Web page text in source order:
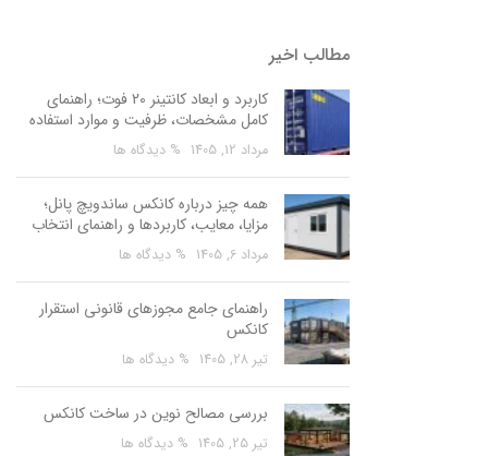
مطالب اخیر
کاربرد و ابعاد کانتینر 20 فوت؛ راهنمای
کامل مشخصات، ظرفیت و موارد استفاده
مرداد 12, 1405 % دیدگاه ها
همه چیز درباره کانکس ساندویچ پانل؛
مزایا، معایب، کاربردها و راهنمای انتخاب
مرداد 6, 1405 % دیدگاه ها
راهنمای جامع مجوزهای قانونی استقرار
کانکس
تیر 28, 1405 % دیدگاه ها
بررسی مصالح نوین در ساخت کانکس
تیر 25, 1405 % دیدگاه ها